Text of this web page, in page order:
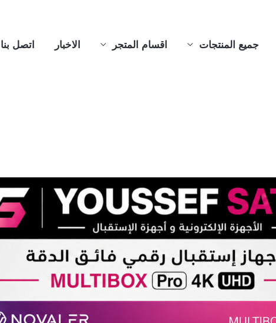
جميع المنتجات اقسام المتجر الاخبار اتصل بنا